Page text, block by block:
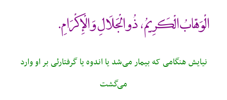
الْوَهّابُ الْكَرِيمُ، ذُو الْجَلَالِ وَ الْإِكْرَامِ.
نيايش هنگامی که بيمار می‌شد يا اندوه يا گرفتارئی بر او وارد
می‌گشت